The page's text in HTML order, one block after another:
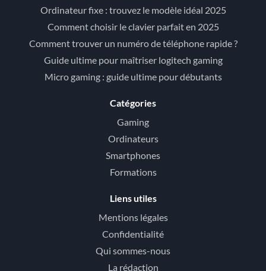
Ordinateur fixe : trouvez le modèle idéal 2025
Comment choisir le clavier parfait en 2025
Comment trouver un numéro de téléphone rapide ?
Guide ultime pour maîtriser logitech gaming
Micro gaming : guide ultime pour débutants
Catégories
Gaming
Ordinateurs
Smartphones
Formations
Liens utiles
Mentions légales
Confidentialité
Qui sommes-nous
La rédaction